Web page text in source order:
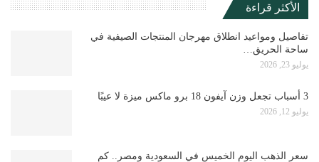
الأكثر قراءة
تفاصيل ومواعيد انطلاق مهرجان المنتجات الصيفية في
ساحة الحريق…
يوليو 23, 2026
3 أسباب تجعل وزن آيفون 18 برو ماكس ميزة لا عيبًا
يوليو 12, 2026
سعر الذهب اليوم الخميس في السعودية ومصر.. كم